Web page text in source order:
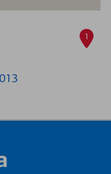
1